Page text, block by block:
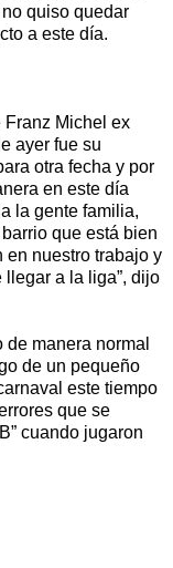
quiso quedar
a este día.
Franz Michel ex
ayer fue su
otra fecha y por
en este día
la gente familia,
que está bien
en nuestro trabajo y
a la liga”, dijo
manera normal
de un pequeño
este tiempo
que se
cuando jugaron